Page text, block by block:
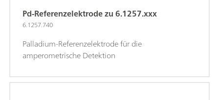
Pd-Referenzelektrode zu 6.1257.xxx
6.1257.740
Palladium-Referenzelektrode für die
amperometrische Detektion